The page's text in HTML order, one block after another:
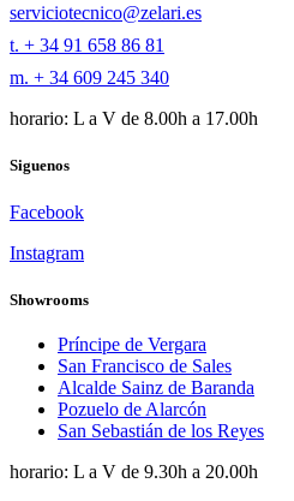
serviciotecnico@zelari.es
t. + 34 91 658 86 81
m. + 34 609 245 340
horario: L a V de 8.00h a 17.00h
Siguenos
Facebook
Instagram
Showrooms
Príncipe de Vergara
San Francisco de Sales
Alcalde Sainz de Baranda
Pozuelo de Alarcón
San Sebastián de los Reyes
horario: L a V de 9.30h a 20.00h